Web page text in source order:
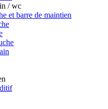
/ wc
et barre de maintien